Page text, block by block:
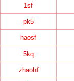
1sf
pk5
haosf
5kq
zhaohf